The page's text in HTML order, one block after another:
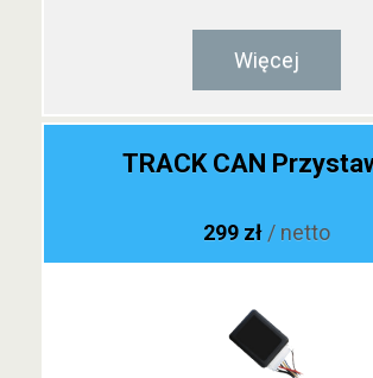
Więcej
TRACK CAN
299 zł / netto